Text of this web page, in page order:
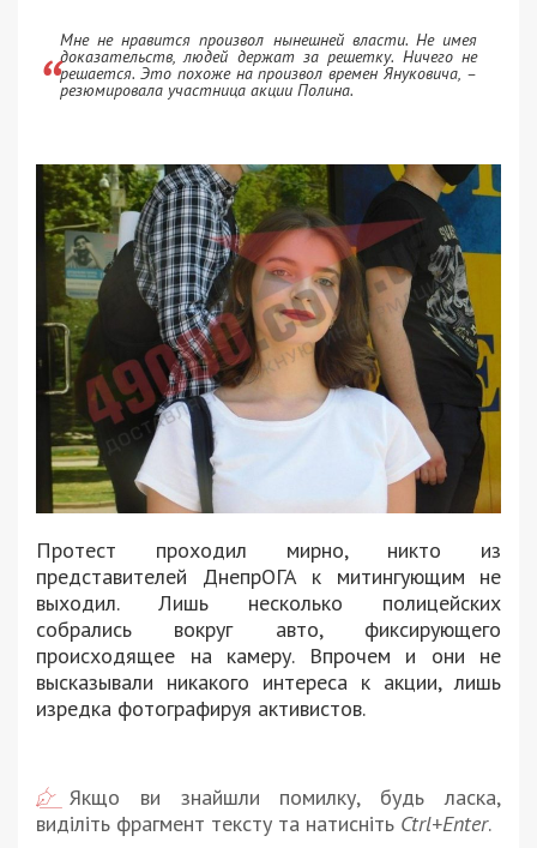
Мне не нравится произвол нынешней власти. Не имея
доказательств, людей держат за решетку. Ничего не
решается. Это похоже на произвол времен Януковича, –
резюмировала участница акции Полина.
Протест проходил мирно, никто из
представителей ДнепрОГА к митингующим не
выходил. Лишь несколько полицейских
собрались вокруг авто, фиксирующего
происходящее на камеру. Впрочем и они не
высказывали никакого интереса к акции, лишь
изредка фотографируя активистов.
Якщо ви знайшли помилку, будь ласка,
виділіть фрагмент тексту та натисніть Ctrl+Enter.